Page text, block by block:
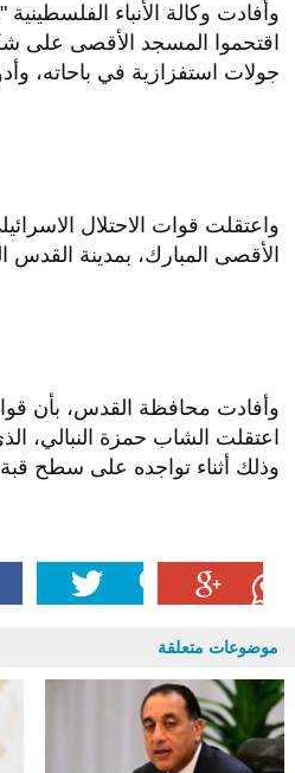
اقتحموا المسجد الأقصى على
جولات استفزازية في باحاته،
واعتقلت قوات الاحتلال
الأقصى المبارك، بمدينة القدس
وأفادت محافظة القدس، بأن
اعتقلت الشاب حمزة النبالي،
وذلك أثناء تواجده على سطح
موضوعات متعلقة